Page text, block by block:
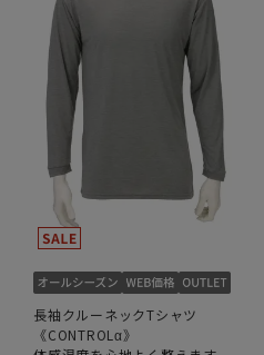
長袖クルーネックTシャツ
《CONTROLα》